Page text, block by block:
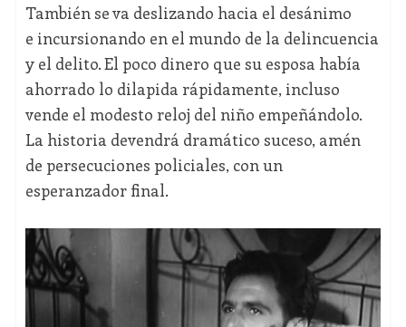
También se va deslizando hacia el desánimo
e incursionando en el mundo de la delincuencia
y el delito. El poco dinero que su esposa había
ahorrado lo dilapida rápidamente, incluso
vende el modesto reloj del niño empeñándolo.
La historia devendrá dramático suceso, amén
de persecuciones policiales, con un
esperanzador final.